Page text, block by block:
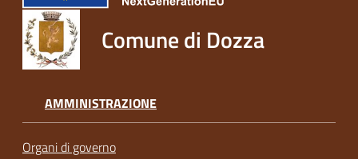
Comune di Dozza
AMMINISTRAZIONE
Organi di governo